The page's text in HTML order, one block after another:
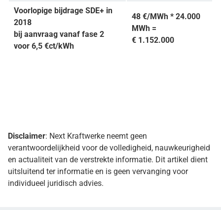
Voorlopige bijdrage SDE+ in
2018
bij aanvraag vanaf fase 2
voor 6,5 €ct/kWh
48 €/MWh * 24.000
MWh =
€ 1.152.000
Disclaimer: Next Kraftwerke neemt geen
verantwoordelijkheid voor de volledigheid, nauwkeurigheid
en actualiteit van de verstrekte informatie. Dit artikel dient
uitsluitend ter informatie en is geen vervanging voor
individueel juridisch advies.